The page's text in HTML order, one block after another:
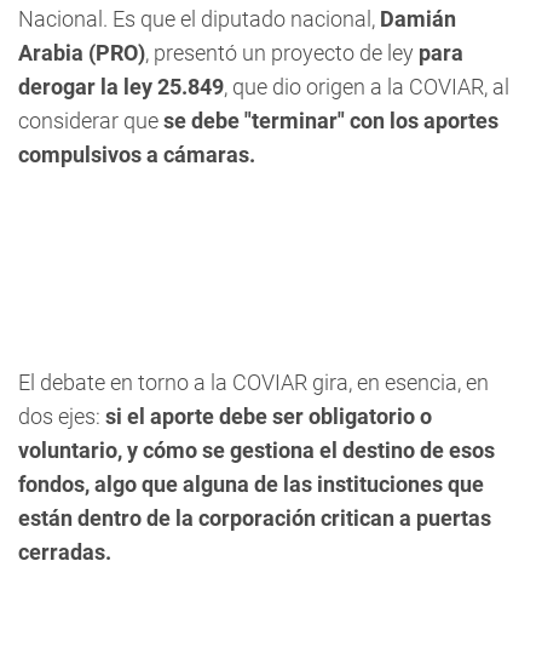
Nacional. Es que el diputado nacional, Damián
Arabia (PRO), presentó un proyecto de ley para
derogar la ley 25.849, que dio origen a la COVIAR, al
considerar quese debe "terminar" con los aportes
compulsivos a cámaras.
El debate en torno a la COVIAR gira, en esencia, en
dos ejes: si el aporte debe ser obligatorio o
voluntario, y cómo se gestiona el destino de esos
fondos, algo que alguna de las instituciones que
están dentro de la corporación critican a puertas
cerradas.